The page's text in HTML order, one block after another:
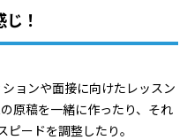
！
ョンや面接に向けたレッスン
原稿を一緒に作ったり、それ
ードを調整したり。